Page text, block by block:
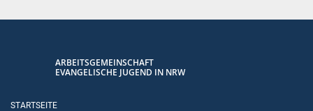
ARBEITSGEMEINSCHAFT
EVANGELISCHE JUGEND IN NRW
STARTSEITE